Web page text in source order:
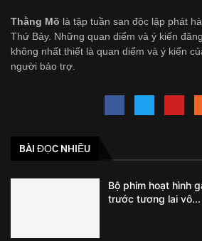
Thằng Mõ là tập tuần san độc lập phát
Thứ Bảy. Những quan diểm và ý kiến
không nhất thiết là quan diểm và ý kiến
người bảo trợ.
BÀI ĐỌC NHIỀU
Bộ phim hoạt hình
trước tương lai vô...